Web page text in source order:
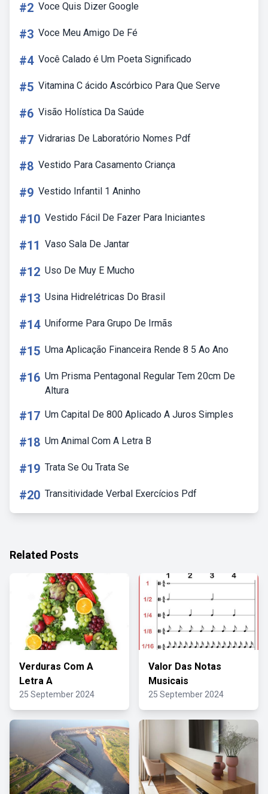
#2 Voce Quis Dizer Google
#3 Voce Meu Amigo De Fé
#4 Você Calado é Um Poeta Significado
#5 Vitamina C ácido Ascórbico Para Que Serve
#6 Visão Holística Da Saúde
#7 Vidrarias De Laboratório Nomes Pdf
#8 Vestido Para Casamento Criança
#9 Vestido Infantil 1 Aninho
#10 Vestido Fácil De Fazer Para Iniciantes
#11 Vaso Sala De Jantar
#12 Uso De Muy E Mucho
#13 Usina Hidrelétricas Do Brasil
#14 Uniforme Para Grupo De Irmãs
#15 Uma Aplicação Financeira Rende 8 5 Ao Ano
#16 Um Prisma Pentagonal Regular Tem 20cm De
Altura
#17 Um Capital De 800 Aplicado A Juros Simples
#18 Um Animal Com A Letra B
#19 Trata Se Ou Trata Se
#20 Transitividade Verbal Exercícios Pdf
Related Posts
Verduras Com A
Letra A
25 September 2024
Valor Das Notas
Musicais
25 September 2024